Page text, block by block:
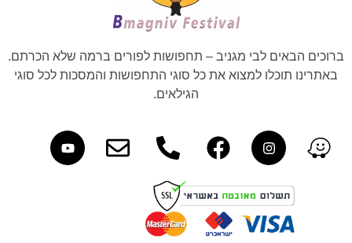
ברוכים הבאים לבי מגניב – תחפושות לפורים ברמה שלא הכרתם.
באתרינו תוכלו למצוא את כל סוגי התחפושות והמסכות לכל סוגי
הגילאים.